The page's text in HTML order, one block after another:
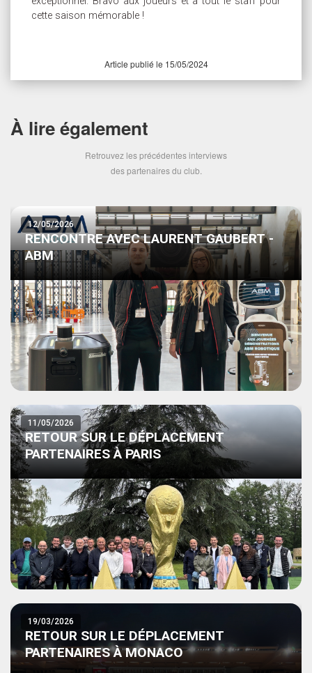
cette saison mémorable !
Article publié le 15/05/2024
À lire également
Retrouvez les précédentes interviews
des partenaires du club.
12/05/2026
RENCONTRE AVEC LAURENT GAUBERT -
ABM
11/05/2026
RETOUR SUR LE DÉPLACEMENT
PARTENAIRES À PARIS
19/03/2026
RETOUR SUR LE DÉPLACEMENT
PARTENAIRES À MONACO